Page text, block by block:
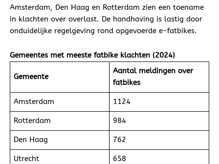
Amsterdam, Den Haag en Rotterdam zien een toename
in klachten over overlast. De handhaving is lastig door
onduidelijke regelgeving rond opgevoerde e-fatbikes.
Gemeentes met meeste fatbike klachten (2024)
Gemeente
Aantal meldingen over
fatbikes
Amsterdam 1124
Rotterdam 984
Den Haag 762
Utrecht 658